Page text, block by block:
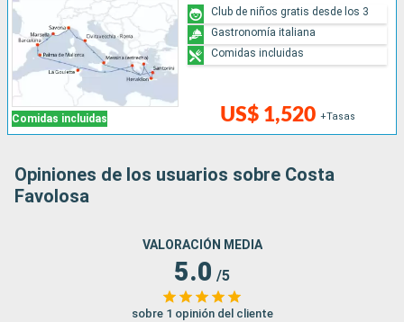
Comidas incluidas US$ 1,520 +Tasas
Club de niños gratis desde los 3
Gastronomía italiana
Comidas incluidas
Opiniones de los usuarios sobre Costa
Favolosa
VALORACIÓN MEDIA
5.0 /5
sobre 1 opinión del cliente